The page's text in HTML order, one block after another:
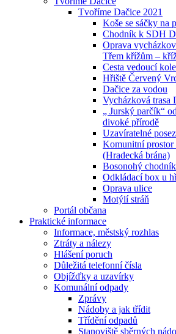
Tvoříme Dačice 2021
Koše se sáčky na
Chodník k SDH
Oprava
Třem křížům –
Cesta vedoucí
Hřiště Červený
Dačice za vodou
Vycházková trasa
„ Jurský parčík“
divoké přírodě
Uzavíratelné
Komunitní prostor
(Hradecká brána)
Bosonohý chodník
Odkládací box u
Oprava ulice
Motýlí stráň
Portál občana
Praktické informace
Informace, městský rozhlas
Ztráty a nálezy
Hlášení poruch
Důležitá telefonní čísla
Objížďky a uzavírky
Komunální odpady
Zprávy
Nádoby a jak třídit
Třídění odpadů
Stanoviště sběrných